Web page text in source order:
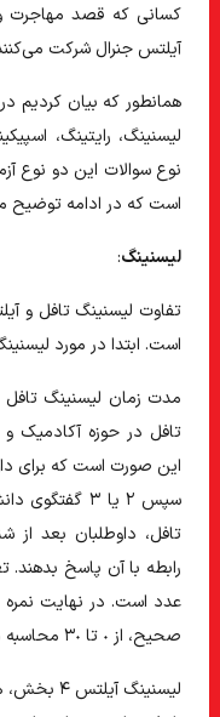
کسانی که قصد مهاجرت و
آیلتس جنرال شرکت می‌کنند.
همانطور که بیان کردیم
لیسنینگ، رایتینگ،
نوع سوالات این دو نوع
است که در ادامه توضیح
لیسنینگ:
تفاوت لیسنینگ تافل و
است. ابتدا در مورد
مدتزمان لیسنینگ تافلبین ۴٠
تافلدر حوزه آکادمیک و
سپس ٢ یا ٣ گفتگوی دانشجویی پخش می‌شود. در
تافل، داوطلبان بعد از
رابطه با آن پاسخ بدهند.
عدد است. در نهایتنمره
صحیح، از ٠ تا ٣٠ محاسبه می‌شود.